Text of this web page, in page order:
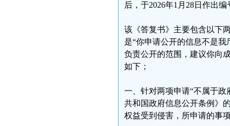
后，于2026年1月28日作出
该《答复书》主要包含以下
是“你申请公开的信息不是
负责公开的范围，建议你向
如下；
一、针对两项申请“不属于
共和国政府信息公开条例》
权益受到侵害，所申请的事